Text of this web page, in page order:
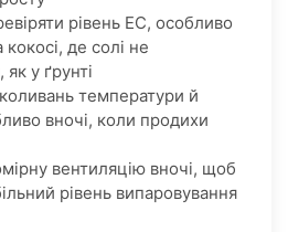
рівень EC, особливо
кокосі, де солі не
у ґрунті
температури й
вночі, коли продихи
вентиляцію вночі, щоб
рівень випаровування